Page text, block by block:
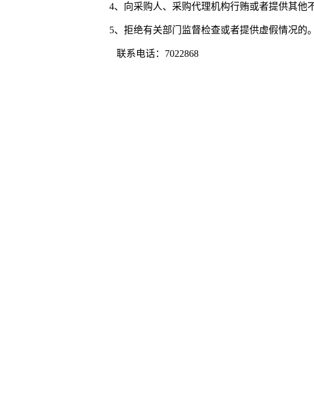
4、向采购人、采购代理机构行贿或者提供其他
5、拒绝有关部门监督检查或者提供虚假情况的。
联系电话： 7022868